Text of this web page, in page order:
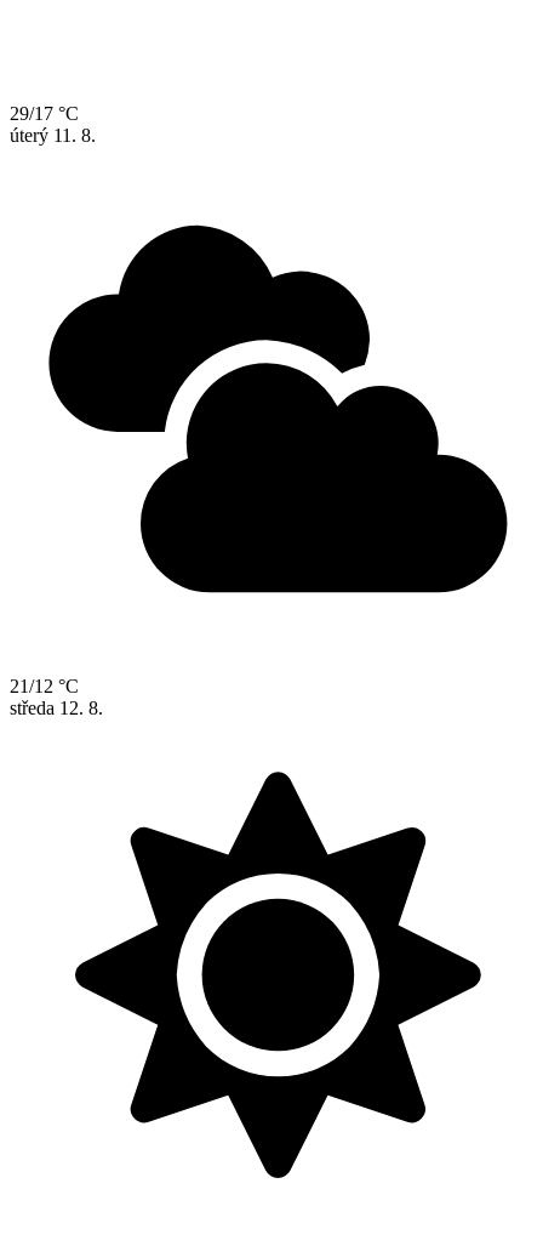
29/17 °C
úterý 11. 8.
21/12 °C
středa 12. 8.